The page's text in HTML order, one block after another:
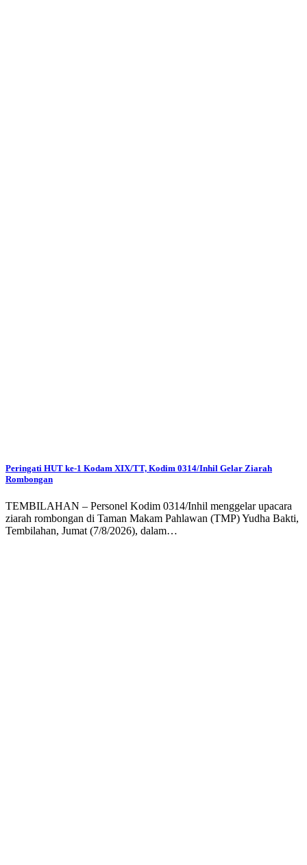
Peringati HUT ke-1 Kodam XIX/TT, Kodim 0314/Inhil Gelar Ziarah
Rombongan
TEMBILAHAN – Personel Kodim 0314/Inhil menggelar upacara
ziarah rombongan di Taman Makam Pahlawan (TMP) Yudha Bakti,
Tembilahan, Jumat (7/8/2026), dalam…